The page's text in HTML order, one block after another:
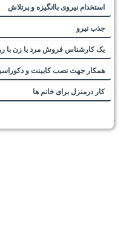
استخدام نیروی باانگیزه و پرتلاش
جذب نیرو
یک کارشناس فروش مرد یا زن با
همکار جهت نصب کابینت و
کار درمنزل برای خانم ها